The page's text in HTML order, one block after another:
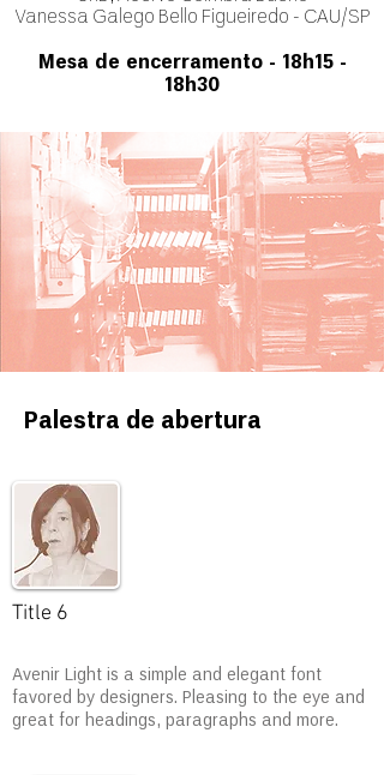
Vanessa Galego Bello Figueiredo - CAU/SP
Mesa de encerramento - 18 h15-
18 h30
Palestra de abertura
Title 6
Avenir Light is a simple and elegant font
favored by designers. Pleasing to the eye and
great for headings, paragraphs and more.